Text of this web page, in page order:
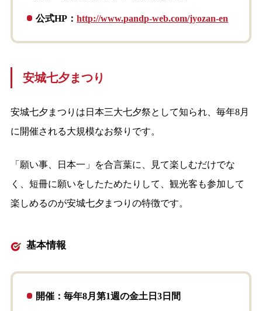
公式HP：http://www.pandp-web.com/jyozan-en
安城七夕まつり
安城七夕まつりは日本三大七夕祭として知られ、毎年8月
に開催される大規模なお祭りです。
「願い事、日本一」を合言葉に、見て楽しむだけでな
く、短冊に願いをしたためたりして、観光客も参加して
楽しめるのが安城七夕まつりの特徴です。
基本情報
開催：毎年8月第1週の金土日3日間